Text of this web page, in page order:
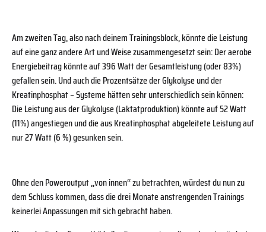
Am zweiten Tag, also nach deinem Trainingsblock, könnte die Leistung
auf eine ganz andere Art und Weise zusammengesetzt sein: Der aerobe
Energiebeitrag könnte auf 396 Watt der Gesamtleistung (oder 83%)
gefallen sein. Und auch die Prozentsätze der Glykolyse und der
Kreatinphosphat – Systeme hätten sehr unterschiedlich sein können:
Die Leistung aus der Glykolyse (Laktatproduktion) könnte auf 52 Watt
(11%) angestiegen und die aus Kreatinphosphat abgeleitete Leistung auf
nur 27 Watt (6 %) gesunken sein.
Ohne den Poweroutput ,,von innen‘‘ zu betrachten, würdest du nun zu
dem Schluss kommen, dass die drei Monate anstrengenden Trainings
keinerlei Anpassungen mit sich gebracht haben.